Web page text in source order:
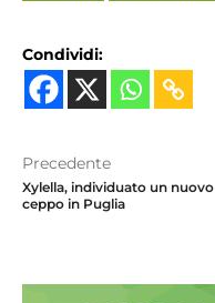
Condividi:
Precedente
Xylella, individuato un nuovo
ceppo in Puglia